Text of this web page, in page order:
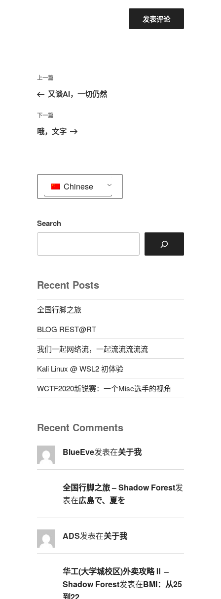
文
导
航
上
一
文
章
上一篇
又谈AI，一切仍然
下
一
下一篇
哦，文字
Chinese
Search
Recent Posts
全国行脚之旅
BLOG REST@RT
我们一起网络流，一起流流流流流
Kali Linux @ WSL2 初体验
WCTF2020新锐赛：一个Misc选手的视角
Recent Comments
BlueEve发表在关于我
全国行脚之旅 – Shadow Forest发
表在広島で、夏を
ADS发表在关于我
华工(大学城校区)外卖攻略Ⅱ –
Shadow Forest发表在BMI：从25
到22